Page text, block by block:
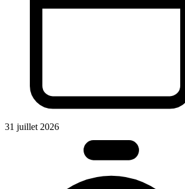
31 juillet 2026